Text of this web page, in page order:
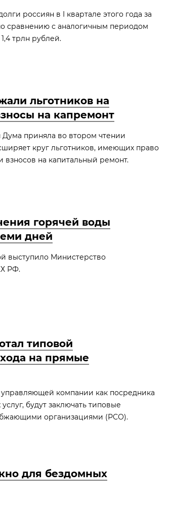
россиян в I квартале этого года за
сравнению с аналогичным периодом
трлн рублей.
льготников на
на капремонт
Дума приняла во втором чтении
круг льготников, имеющих право
взносов на капитальный ремонт.
горячей воды
дней
выступило Министерство
РФ.
типовой
на прямые
компании как посредника
будут заключать типовые
организациями (РСО).
для бездомных